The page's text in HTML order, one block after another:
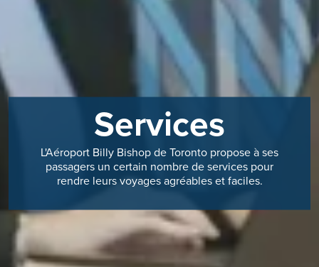
Services
L'Aéroport Billy Bishop de Toronto propose à ses
passagers un certain nombre de services pour
rendre leurs voyages agréables et faciles.